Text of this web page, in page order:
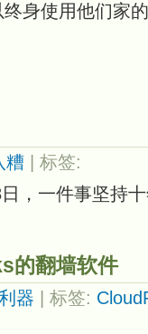
身使用他们家
糟
| 标签:
，一件事坚持
的翻墙软件
器 | 标签: